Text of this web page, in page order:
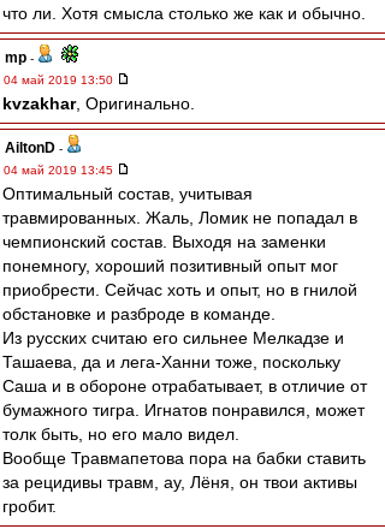
что ли. Хотя смысла столько же как и обычно.
mp -
04 май 2019 13:50
kvzakhar, Оригинально.
AiltonD -
04 май 2019 13:45
Оптимальный состав, учитывая
травмированных. Жаль, Ломик не попадал в
чемпионский состав. Выходя на заменки
понемногу, хороший позитивный опыт мог
приобрести. Сейчас хоть и опыт, но в гнилой
обстановке и разброде в команде.
Из русских считаю его сильнее Мелкадзе и
Ташаева, да и лега-Ханни тоже, поскольку
Саша и в обороне отрабатывает, в отличие от
бумажного тигра. Игнатов понравился, может
толк быть, но его мало видел.
Вообще Травмапетова пора на бабки ставить
за рецидивы травм, ау, Лёня, он твои активы
гробит.